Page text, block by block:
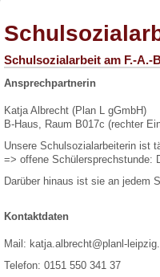
Schulsozialarbeit am F.-A.-
Ansprechpartnerin
Katja Albrecht (Plan L gGmbH)
B-Haus, Raum B017c (rechter
Unsere Schulsozialarbeiterin ist
=> offene Schülersprechstunde:
Darüber hinaus ist sie an jedem
Kontaktdaten
Mail: katja.albrecht@planl-
Telefon: 0151 550 341 37